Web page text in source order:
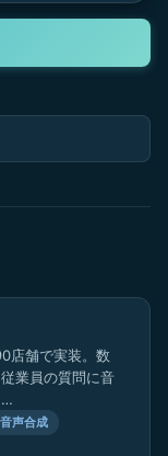
店舗で実装。数
業員の質問に音
…
声合成